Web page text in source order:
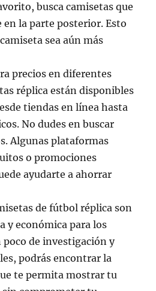
busca camisetas que
la parte posterior. Esto
sea aún más
precios en diferentes
réplica están disponibles
tiendas en línea hasta
No dudes en buscar
Algunas plataformas
o promociones
ayudarte a ahorrar
de fútbol réplica son
y económica para los
poco de investigación y
podrás encontrar la
te permita mostrar tu